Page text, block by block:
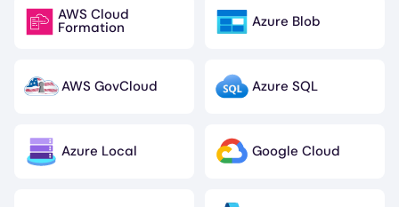
Image
AWS Cloud
Formation ImageAzure Blob
ImageAWS GovCloud ImageAzure SQL
ImageAzure Local ImageGoogle Cloud